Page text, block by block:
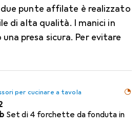
punte affilate è realizzato
di alta qualità. I manici in
presa sicura. Per evitare
per cucinare a tavola
Set di 4 forchette da fonduta in